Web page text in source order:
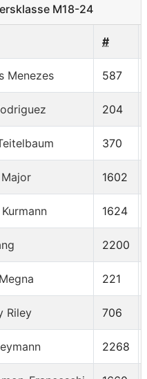
M18-24
#
Menezes 587
204
370
1602
1624
2200
221
Riley 706
2268